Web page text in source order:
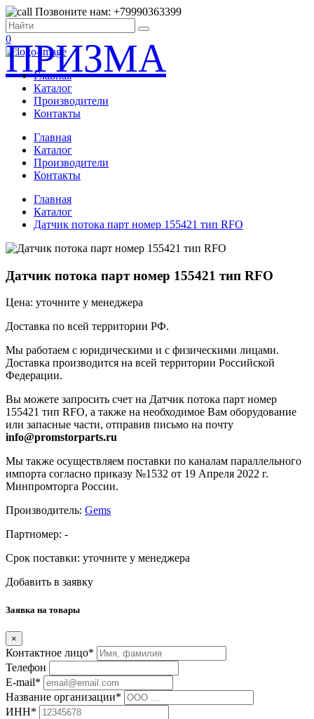
Позвоните нам: +79990363399
0
ПРИЗМА
Главная
Каталог
Производители
Контакты
Главная
Каталог
Производители
Контакты
Главная
Каталог
Датчик потока парт номер 155421 тип RFO
Датчик потока парт номер 155421 тип RFO
Цена: уточните у менеджера
Доставка по всей территории РФ.
Мы работаем с юридическими и с физическими лицами.
Доставка производится на всей территории Российской
Федерации.
Вы можете запросить счет на Датчик потока парт номер
155421 тип RFO, а также на необходимое Вам оборудование
или запасные части, отправив письмо на почту
info@promstorparts.ru
Мы также осуществляем поставки по каналам параллельного
импорта согласно приказу №1532 от 19 Апреля 2022 г.
Минпромторга России.
Производитель: Gems
Партномер: -
Срок поставки: уточните у менеджера
Добавить в заявку
Заявка на товары
×
Контактное лицо*
Телефон
E-mail*
Название организации*
ИНН*